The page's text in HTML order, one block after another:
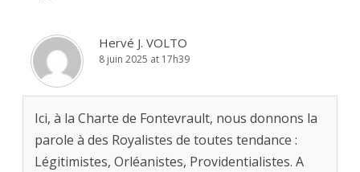
Hervé J. VOLTO
8 juin 2025 at 17h39
Ici, à la Charte de Fontevrault, nous donnons la
parole à des Royalistes de toutes tendance :
Légitimistes, Orléanistes, Providentialistes. A